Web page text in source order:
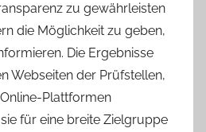
zu gewährleisten
die Möglichkeit zu geben,
Die Ergebnisse
Webseiten der Prüfstellen,
Plattformen
für eine breite Zielgruppe